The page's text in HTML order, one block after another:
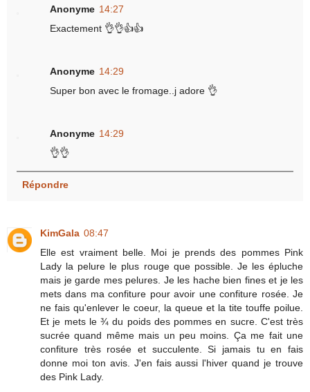
Anonyme 14:27
Exactement 👌👌👍👍
Anonyme 14:29
Super bon avec le fromage..j adore 👌
Anonyme 14:29
👌👌
Répondre
KimGala 08:47
Elle est vraiment belle. Moi je prends des pommes Pink
Lady la pelure le plus rouge que possible. Je les épluche
mais je garde mes pelures. Je les hache bien fines et je les
mets dans ma confiture pour avoir une confiture rosée. Je
ne fais qu'enlever le coeur, la queue et la tite touffe poilue.
Et je mets le ¾ du poids des pommes en sucre. C'est très
sucrée quand même mais un peu moins. Ça me fait une
confiture très rosée et succulente. Si jamais tu en fais
donne moi ton avis. J'en fais aussi l'hiver quand je trouve
des Pink Lady.